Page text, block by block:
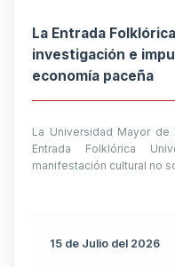
La Entrada
investigación e
economía paceña
La Universidad Mayor de
Entrada Folklórica
manifestación cultural no
15 de Julio del 2026